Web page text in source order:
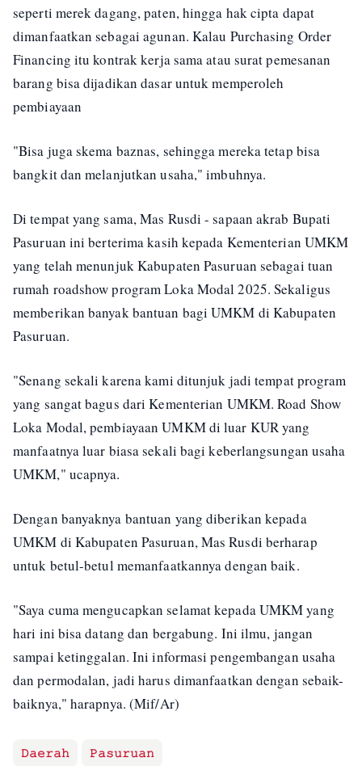
seperti merek dagang, paten, hingga hak cipta dapat
dimanfaatkan sebagai agunan. Kalau Purchasing Order
Financing itu kontrak kerja sama atau surat pemesanan
barang bisa dijadikan dasar untuk memperoleh
pembiayaan
"Bisa juga skema baznas, sehingga mereka tetap bisa
bangkit dan melanjutkan usaha," imbuhnya.
Di tempat yang sama, Mas Rusdi - sapaan akrab Bupati
Pasuruan ini berterima kasih kepada Kementerian UMKM
yang telah menunjuk Kabupaten Pasuruan sebagai tuan
rumah roadshow program Loka Modal 2025. Sekaligus
memberikan banyak bantuan bagi UMKM di Kabupaten
Pasuruan.
"Senang sekali karena kami ditunjuk jadi tempat program
yang sangat bagus dari Kementerian UMKM. Road Show
Loka Modal, pembiayaan UMKM di luar KUR yang
manfaatnya luar biasa sekali bagi keberlangsungan usaha
UMKM," ucapnya.
Dengan banyaknya bantuan yang diberikan kepada
UMKM di Kabupaten Pasuruan, Mas Rusdi berharap
untuk betul-betul memanfaatkannya dengan baik.
"Saya cuma mengucapkan selamat kepada UMKM yang
hari ini bisa datang dan bergabung. Ini ilmu, jangan
sampai ketinggalan. Ini informasi pengembangan usaha
dan permodalan, jadi harus dimanfaatkan dengan sebaik-
baiknya," harapnya. (Mif/Ar)
𝙳𝚊𝚎𝚛𝚊𝚑 𝙿𝚊𝚜𝚞𝚛𝚞𝚊𝚗